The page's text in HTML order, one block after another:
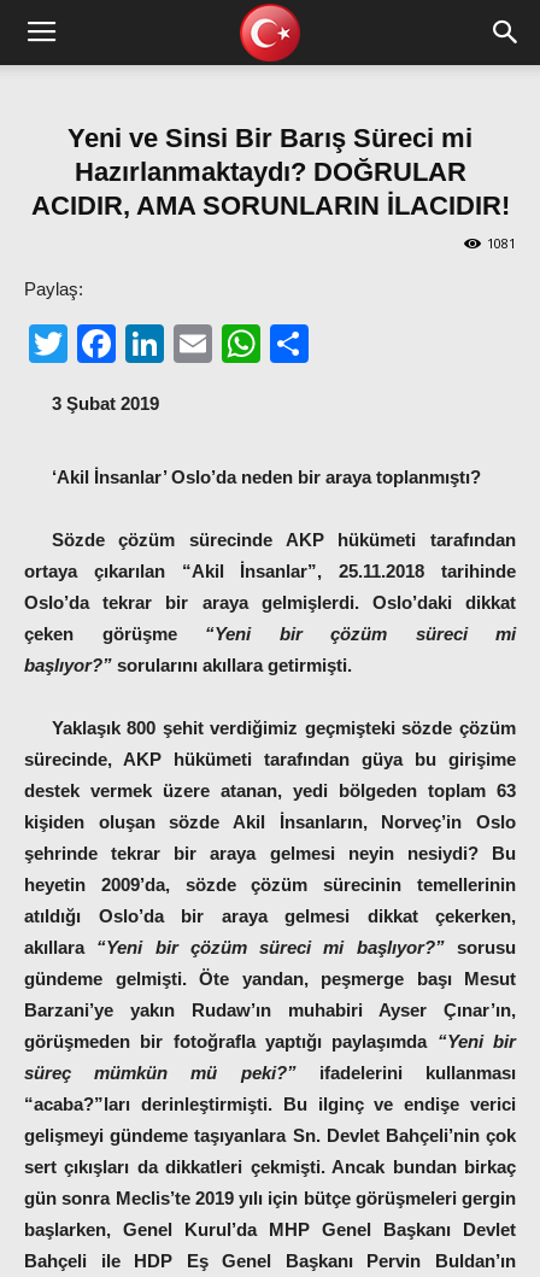
Yeni ve Sinsi Bir Barış Süreci mi
Hazırlanmaktaydı? DOĞRULAR
ACIDIR, AMA SORUNLARIN İLACIDIR!
1081
Paylaş:
TwitterFacebook
LinkedIn
EmailWhatsApp
3 Şubat 2019
‘Akil İnsanlar’ Oslo’da neden bir araya toplanmıştı?
Sözde çözüm sürecinde AKP hükümeti tarafından
ortaya çıkarılan “Akil İnsanlar”, 25.11.2018 tarihinde
Oslo’da tekrar bir araya gelmişlerdi. Oslo’daki dikkat
çeken görüşme “Yeni bir çözüm süreci mi
başlıyor?” sorularını akıllara getirmişti.
Yaklaşık 800 şehit verdiğimiz geçmişteki sözde çözüm
sürecinde, AKP hükümeti tarafından güya bu girişime
destek vermek üzere atanan, yedi bölgeden toplam 63
kişiden oluşan sözde Akil İnsanların, Norveç’in Oslo
şehrinde tekrar bir araya gelmesi neyin nesiydi? Bu
heyetin 2009’da, sözde çözüm sürecinin temellerinin
atıldığı Oslo’da bir araya gelmesi dikkat çekerken,
akıllara “Yeni bir çözüm süreci mi başlıyor?”
sorusu
gündeme gelmişti. Öte yandan, peşmerge başı Mesut
Barzani’ye yakın Rudaw’ın muhabiri Ayser Çınar’ın,
görüşmeden bir fotoğrafla yaptığı paylaşımda “Yeni bir
süreç mümkün mü peki?” ifadelerini kullanması
“acaba?”ları derinleştirmişti. Bu ilginç ve endişe verici
gelişmeyi gündeme taşıyanlara Sn. Devlet Bahçeli’nin çok
sert çıkışları da dikkatleri çekmişti. Ancak bundan birkaç
gün sonra Meclis’te 2019 yılı için bütçe görüşmeleri gergin
başlarken, Genel Kurul’da MHP Genel Başkanı Devlet
Bahçeli ile HDP Eş Genel Başkanı Pervin Buldan’ın